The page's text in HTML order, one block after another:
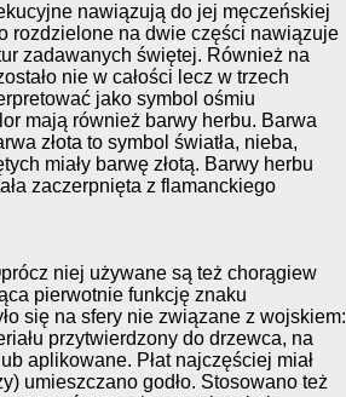
nawiązują do jej męczeńskiej
rozdzielone na dwie części nawiązuje
zadawanych świętej. Również na
nie w całości lecz w trzech
jako symbol ośmiu
mają również barwy herbu. Barwa
złota to symbol światła, nieba,
miały barwę złotą. Barwy herbu
zaczerpnięta z flamanckiego
niej używane są też chorągiew
pierwotnie funkcję znaku
się na sfery nie związane z wojskiem:
przytwierdzony do drzewca, na
aplikowane. Płat najczęściej miał
umieszczano godło. Stosowano też